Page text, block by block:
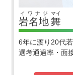
岩名地
イワナジ
舞
マイ
6年に渡り20代
選考通過率・面